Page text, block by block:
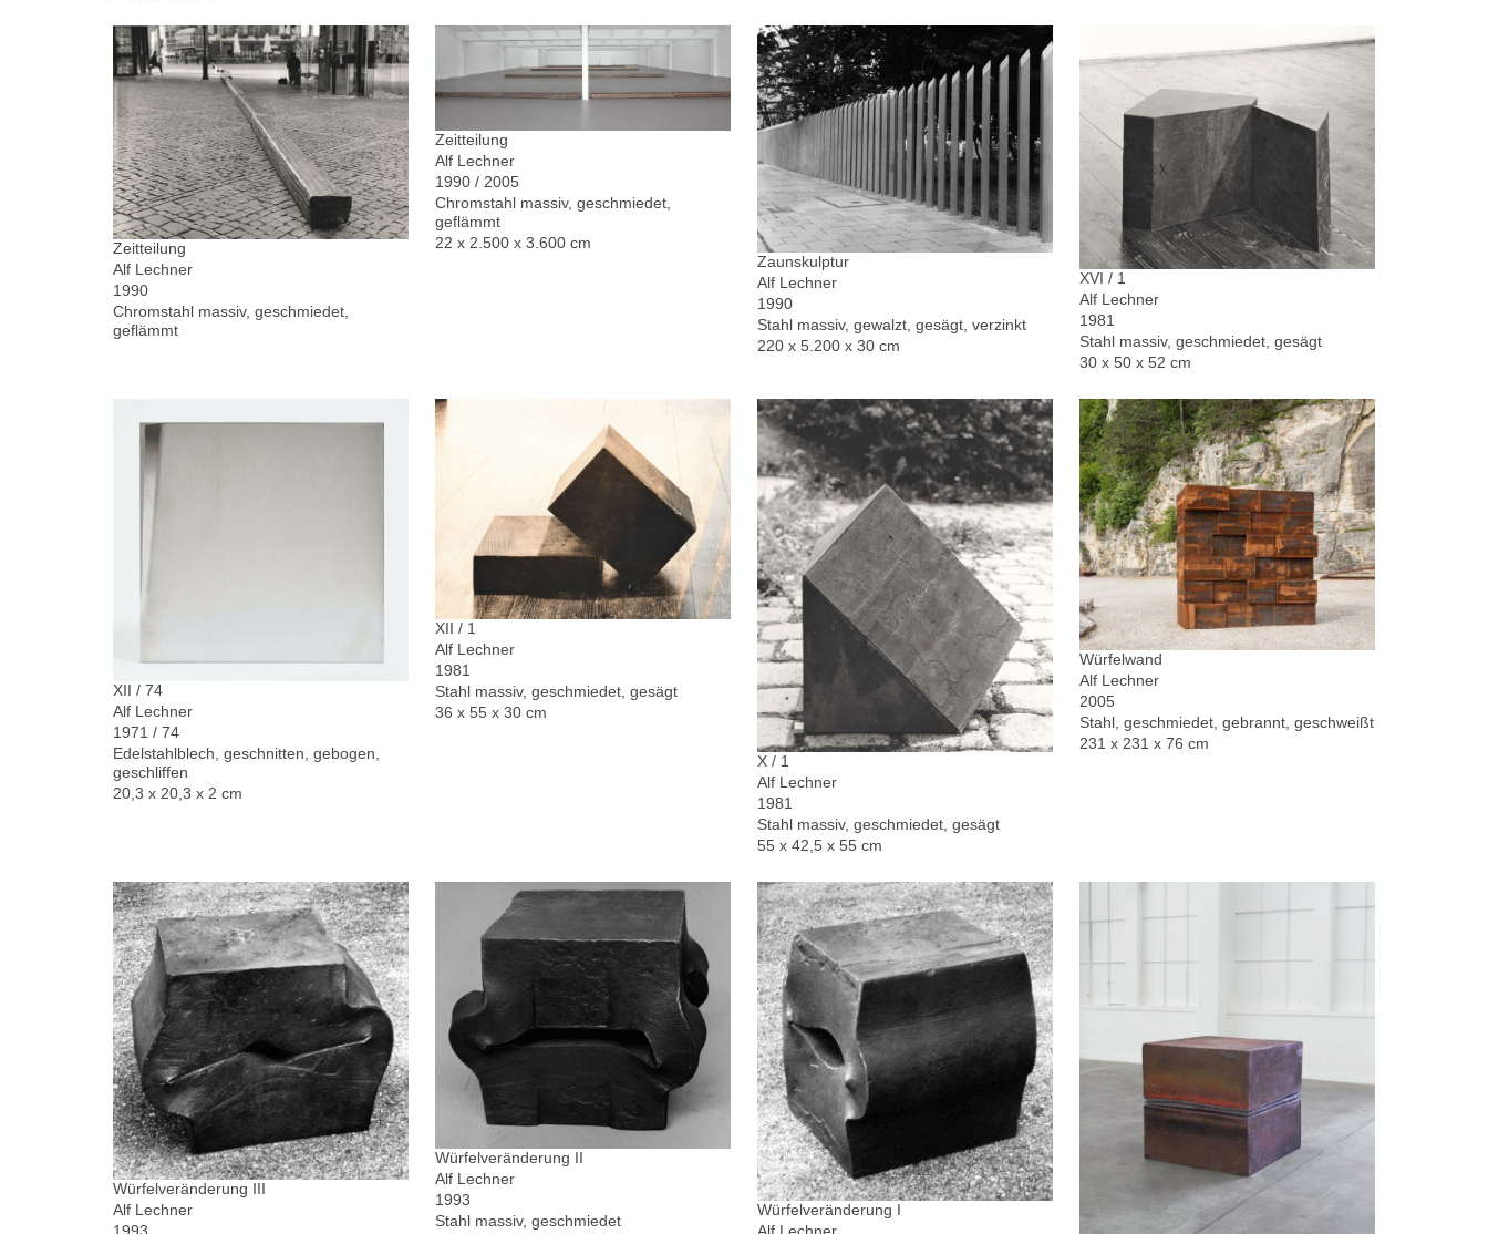
Zeitteilung
Alf Lechner
1990
Chromstahl massiv, geschmiedet,
geflämmt
Zeitteilung
Alf Lechner
1990 / 2005
Chromstahl massiv, geschmiedet,
geflämmt
22 x 2.500 x 3.600 cm
Zaunskulptur
Alf Lechner
1990
Stahl massiv, gewalzt, gesägt, verzinkt
220 x 5.200 x 30 cm
XVI / 1
Alf Lechner
1981
Stahl massiv, geschmiedet, gesägt
30 x 50 x 52 cm
XII / 74
Alf Lechner
1971 / 74
Edelstahlblech, geschnitten, gebogen,
geschliffen
20,3 x 20,3 x 2 cm
XII / 1
Alf Lechner
1981
Stahl massiv, geschmiedet, gesägt
36 x 55 x 30 cm
X / 1
Alf Lechner
1981
Stahl massiv, geschmiedet, gesägt
55 x 42,5 x 55 cm
Würfelwand
Alf Lechner
2005
Stahl, geschmiedet, gebrannt, geschweißt
231 x 231 x 76 cm
Würfelveränderung III
Alf Lechner
1993
Würfelveränderung II
Alf Lechner
1993
Stahl massiv, geschmiedet
Würfelveränderung I